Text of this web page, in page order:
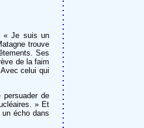
« Je suis un
trouve
Ses
de la faim
celui qui
de
» Et
écho dans